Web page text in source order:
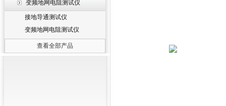
变频地网电阻测试仪
接地导通测试仪
变频地网电阻测试仪
查看全部产品